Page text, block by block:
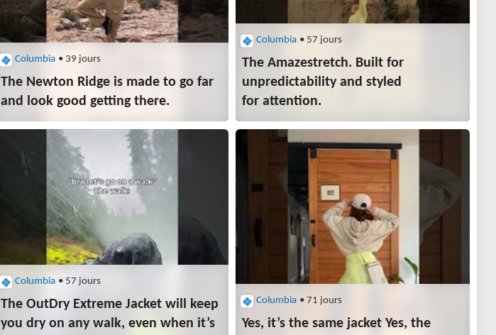
Columbia • 39 jours
The Newton Ridge is made to go far
and look good getting there.​
Columbia • 57 jours
The Amazestretch. Built for
unpredictability and styled
for attention.
Columbia • 57 jours
The OutDry Extreme Jacket will keep
you dry on any walk, even when it’s
Columbia • 71 jours
Yes, it’s the same jacket Yes, the